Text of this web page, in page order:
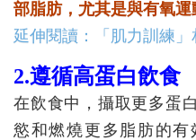
部脂肪，尤其是與有氧運
延伸閱讀：「肌力訓練
2.遵循高蛋白飲食
在飲食中，攝取更多蛋
慾和燃燒更多脂肪的